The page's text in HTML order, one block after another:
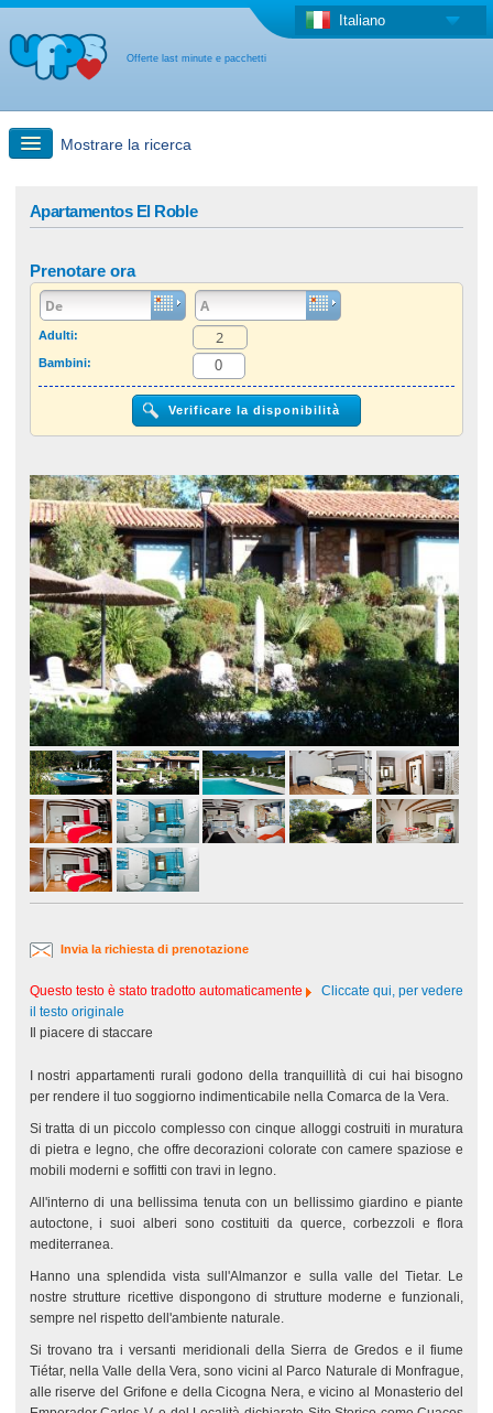
Offerte last minute e pacchetti
Italiano
Mostrare la ricerca
Offerta last minute + Offerta forfettaria
Altro paese
Apartamentos El Roble
Prenotare ora
Adulti:
Bambini:
Invia la richiesta di prenotazione
Questo testo è stato tradotto automaticamente
Cliccate qui, per vedere
il testo originale
Il piacere di staccare
I nostri appartamenti rurali godono della tranquillità di cui hai bisogno
per rendere il tuo soggiorno indimenticabile nella Comarca de la Vera.
Si tratta di un piccolo complesso con cinque alloggi costruiti in muratura
di pietra e legno, che offre decorazioni colorate con camere spaziose e
mobili moderni e soffitti con travi in legno.
All'interno di una bellissima tenuta con un bellissimo giardino e piante
autoctone, i suoi alberi sono costituiti da querce, corbezzoli e flora
mediterranea.
Hanno una splendida vista sull'Almanzor e sulla valle del Tietar. Le
nostre strutture ricettive dispongono di strutture moderne e funzionali,
sempre nel rispetto dell'ambiente naturale.
Si trovano tra i versanti meridionali della Sierra de Gredos e il fiume
Tiétar, nella Valle della Vera, sono vicini al Parco Naturale di Monfrague,
alle riserve del Grifone e della Cicogna Nera, e vicino al Monasterio del